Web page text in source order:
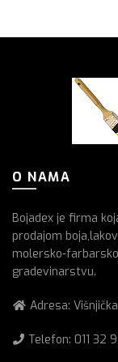
O NAMA
Bojadex je firma
prodajom
molersko-
gradevinarstvu.
Adresa:
Telefon: 011 32